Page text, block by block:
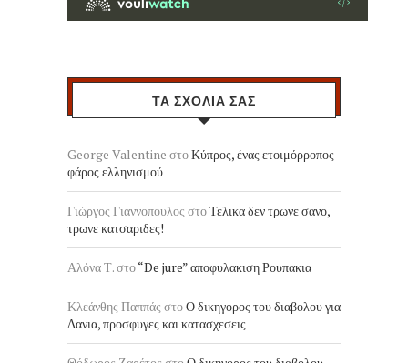
ΤΑ ΣΧΟΛΙΑ ΣΑΣ
George Valentine στοΚύπρος, ένας ετοιμόρροπος
φάρος ελληνισμού
Γιώργος Γιαννοπουλος στοΤελικα δεν τρωνε σανο,
τρωνε κατσαριδες!
Αλόνα Τ.στο“De jure” αποφυλακιση Ρουπακια
Κλεάνθης Παππάς στοΟ δικηγορος του διαβολου για
Δανια, προσφυγες και κατασχεσεις